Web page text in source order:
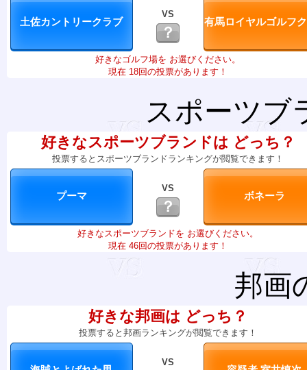
VS
？
好きなゴルフ場を お選びください。
現在 18回の投票があります！
スポーツブ
好きなスポーツブランドは どっち？
投票するとスポーツブランドランキングが閲覧できます！
VS
？
好きなスポーツブランドを お選びください。
現在 46回の投票があります！
邦画
好きな邦画は どっち？
投票すると邦画ランキングが閲覧できます！
VS